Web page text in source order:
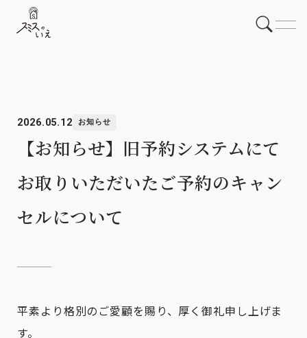
2026.05.12 お知らせ
【お知らせ】旧予約システムにて
お取りいただいたご予約のキャン
セルについて
平素より格別のご愛顧を賜り、厚く御礼申し上げま
す。